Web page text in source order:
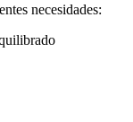
necesidades: